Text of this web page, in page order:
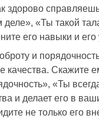
здорово
деле», «Ты такой
его навыки и
и
качества.
«Ты
и делает его в
не только его